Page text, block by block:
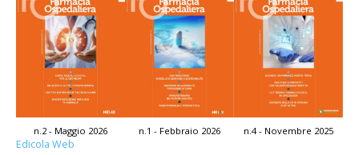
n.2 - Maggio 2026 n.1 - Febbraio 2026 n.4 - Novembre 2025
Edicola Web